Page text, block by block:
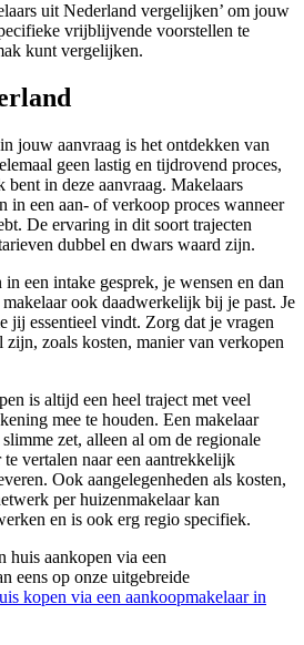
uit Nederland vergelijken’ om jouw
vrijblijvende voorstellen te
kunt vergelijken.
jouw aanvraag is het ontdekken van
geen lastig en tijdrovend proces,
in deze aanvraag. Makelaars
in een aan- of verkoop proces wanneer
De ervaring in dit soort trajecten
dubbel en dwars waard zijn.
een intake gesprek, je wensen en dan
ook daadwerkelijk bij je past. Je
jij essentieel vindt. Zorg dat je vragen
zijn, zoals kosten, manier van verkopen
is altijd een heel traject met veel
mee te houden. Een makelaar
zet, alleen al om de regionale
vertalen naar een aantrekkelijk
Ook aangelegenheden als kosten,
per huizenmakelaar kan
en is ook erg regio specifiek.
huis aankopen via een
eens op onze uitgebreide
kopen via een aankoopmakelaar in